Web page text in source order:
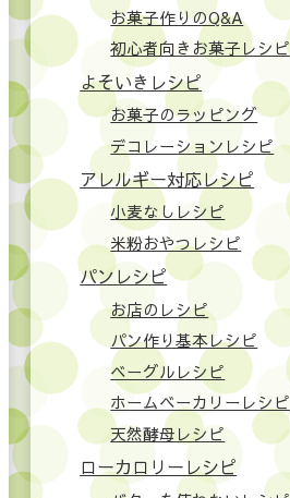
お菓子作りのQ&A
初心者向きお菓子レシピ
よそいきレシピ
お菓子のラッピング
デコレーションレシピ
アレルギー対応レシピ
小麦なしレシピ
米粉おやつレシピ
パンレシピ
お店のレシピ
パン作り基本レシピ
ベーグルレシピ
ホームベーカリーレシピ
天然酵母レシピ
ローカロリーレシピ